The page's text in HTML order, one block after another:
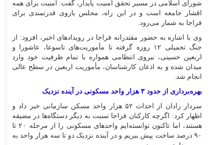
شورای اسلامی در مسیر تحقق امنیت پایدار، گفت: امنیت برای همه
اقشار جامعه است و در این راه، مجلس بازوی قدرتمندی برای
فراجا به شمار می‌رود.
وی با اشاره به حضور مقتدرانه فراجا در رویداد‌های اخیر، افزود: از
جنگ تحمیلی ۱۲ روزه گرفته تا مأموریت‌های تاسوعا، عاشورا و
اربعین حسینی، نیروی انتظامی همواره با تمام ظرفیت خود وارد
میدان شده و به اذعان کارشناسان، مأموریت اربعین در سطح عالی
انجام شد.
بهره‌برداری از حدود ۳ هزار واحد مسکونی در آینده نزدیک
سردار رادان از احداث ۵۲ هزار واحد مسکن سازمانی خبر داد و
اظهار کرد: اگرچه کارکنان فراجا نسبت به دیگر دستگاه‌ها در مضیقه
هستند، اما تاکنون توانسته‌ایم واحد‌های مسکونی را از مرحله ۲۰ تا
۹۰ درصد ساخت پیش ببریم و در آینده نزدیک دو تا سه هزار واحد به